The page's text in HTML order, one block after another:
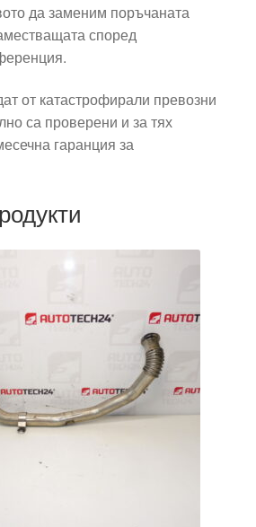
да заменим поръчаната
според
от катастрофирали превозни
са проверени и за тях
гаранция за